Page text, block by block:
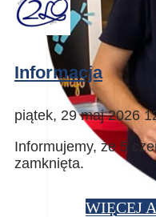
Informacja
piątek, 29 maj 2026
Informujemy, że 5
zamknięta.
WIĘCEJ